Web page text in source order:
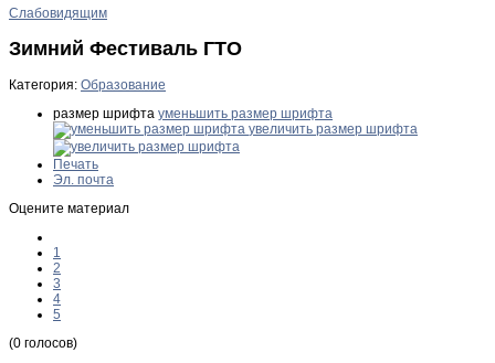
Слабовидящим
Зимний Фестиваль ГТО
Категория: Образование
размер шрифта уменьшить размер шрифта
увеличить размер шрифта
Печать
Эл. почта
Оцените материал
1
2
3
4
5
(0 голосов)